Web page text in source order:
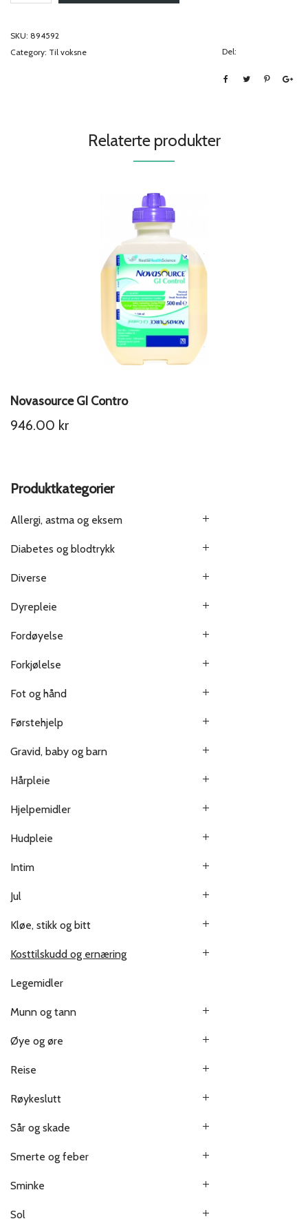
SKU: 894592
Category: Til voksne Del:
Relaterte produkter
Novasource GI Contro
946.00 kr
Produktkategorier
Allergi, astma og eksem
Diabetes og blodtrykk
Diverse
Dyrepleie
Fordøyelse
Forkjølelse
Fot og hånd
Førstehjelp
Gravid, baby og barn
Hårpleie
Hjelpemidler
Hudpleie
Intim
Jul
Kløe, stikk og bitt
Kosttilskudd og ernæring
Legemidler
Munn og tann
Øye og øre
Reise
Røykeslutt
Sår og skade
Smerte og feber
Sminke
Sol